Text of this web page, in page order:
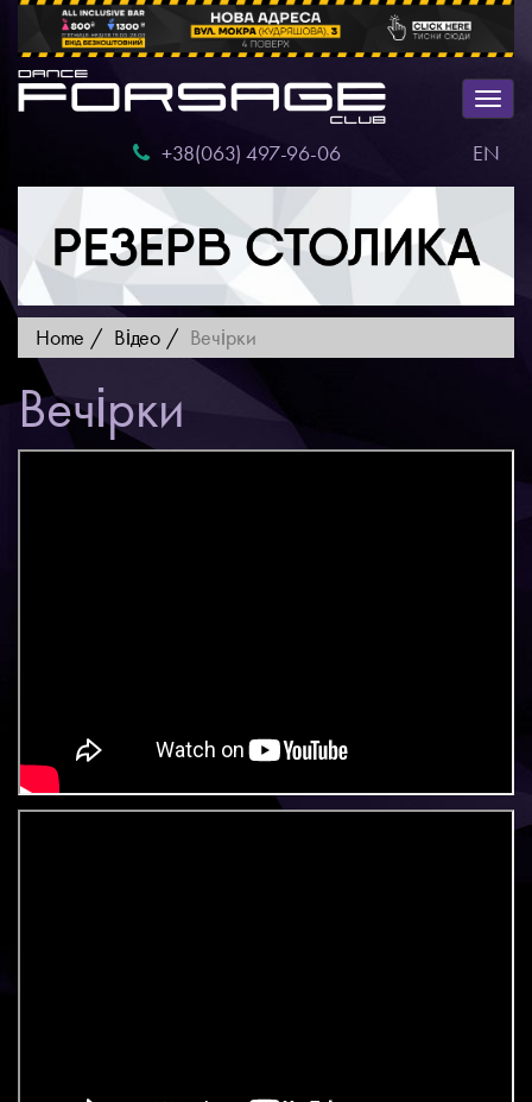
+38(063) 497-96-06
EN
Home Відео Вечірки
Вечірки